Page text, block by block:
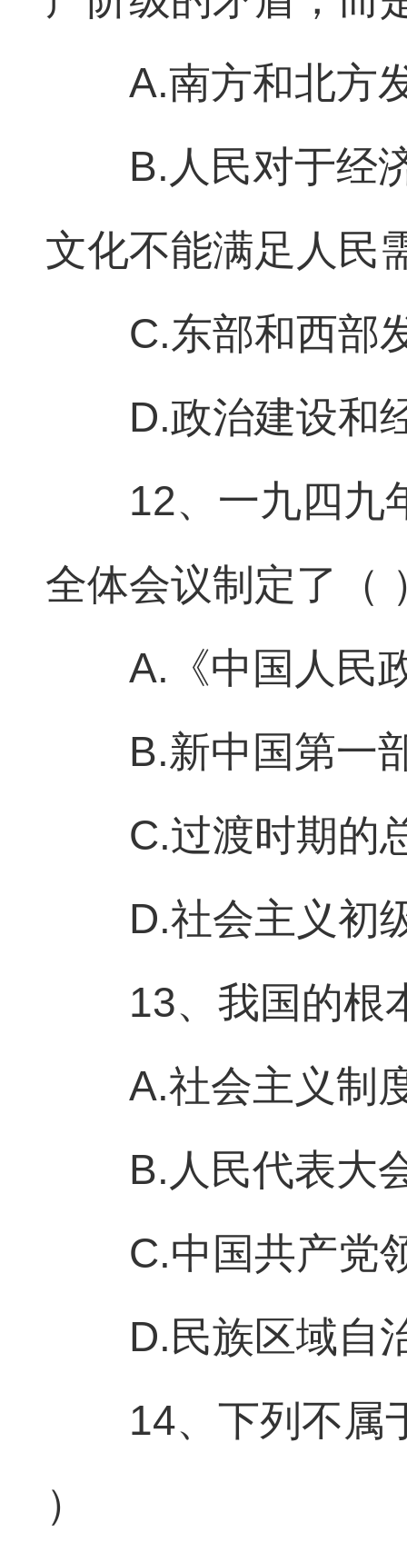
A.南方和北方
B.人民对于经
文化不能满足人民
C.东部和西部
D.政治建设和
12、一九四九
全体会议制定了（
A.《中国人民
B.新中国第一
C.过渡时期的
D.社会主义初
13、我国的根
A.社会主义制
B.人民代表大
C.中国共产党
D.民族区域自
14、下列不属
）